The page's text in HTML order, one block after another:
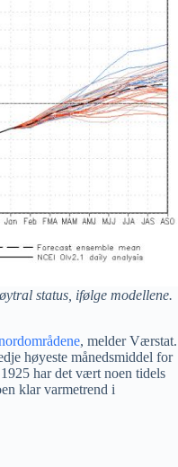
status, ifølge modellene.
, melder Værstat.
høyeste månedsmiddel for
har det vært noen tidels
klar varmetrend i